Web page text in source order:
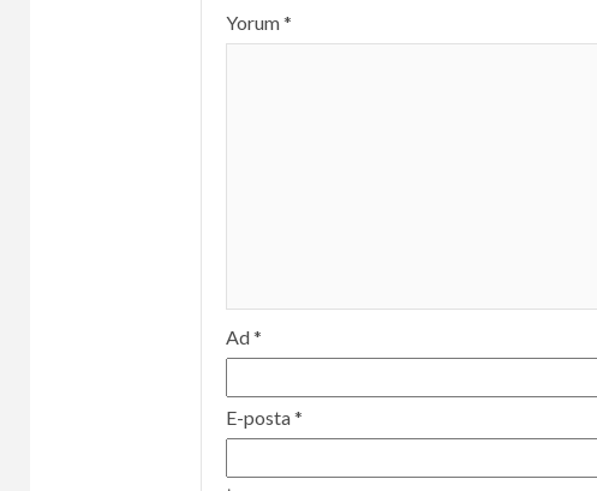
Yorum*
Ad*
E-posta*